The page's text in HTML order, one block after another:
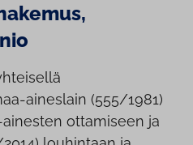
aineslain (555/1981)
ottamiseen ja